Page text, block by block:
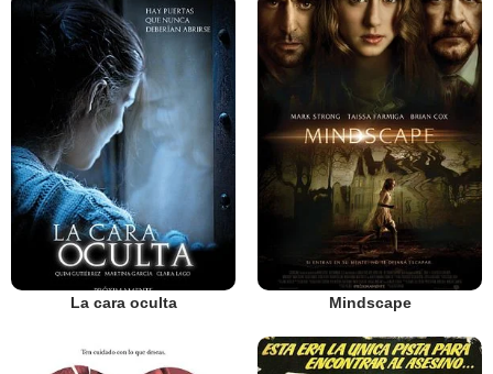
La cara oculta Mindscape